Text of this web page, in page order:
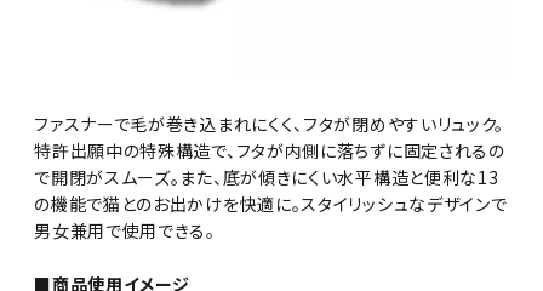
ファスナーで毛が巻き込まれにくく、フタが閉めやすいリュック。
特許出願中の特殊構造で、フタが内側に落ちずに固定されるの
で開閉がスムーズ。また、底が傾きにくい水平構造と便利な13
の機能で猫とのお出かけを快適に。スタイリッシュなデザインで
男女兼用で使用できる。
■商品使用イメージ